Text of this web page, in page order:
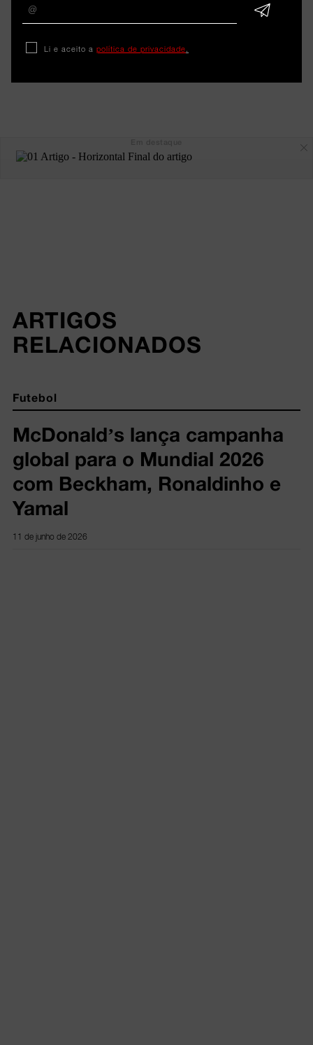
ARTIGOS
RELACIONADOS
Futebol
McDonald’s lança campanha
global para o Mundial 2026
com Beckham, Ronaldinho e
Yamal
11 de junho de 2026
Li e aceito a política de privacidade